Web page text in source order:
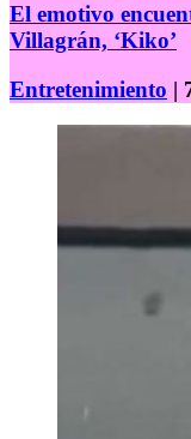
El emotivo
Villagrán, ‘Kiko’
Entretenimiento |